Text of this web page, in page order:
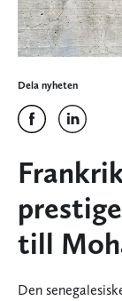
Dela nyheten
till
Den